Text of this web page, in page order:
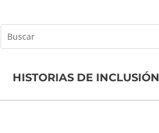
Buscar
HISTORIAS DE INCLUSIÓN